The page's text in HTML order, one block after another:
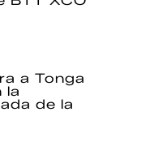
a Tonga
la
de la